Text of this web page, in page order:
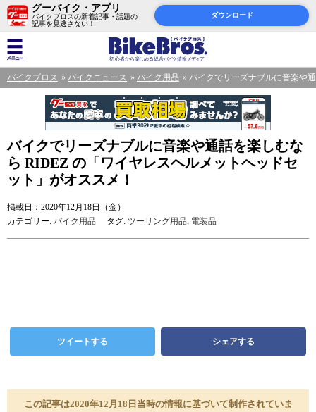
グーバイク・アプリ
バイクブロスの新着記事・話題の
記事を見逃さない！
ダウンロード
バイクブロス バイクニュース バイク用品 バイクでリーズナブルに音楽や
バイクでリーズナブルに音楽や通話を楽しむな
ら RIDEZ の「ワイヤレスヘルメットヘッドセ
ット」がオススメ！
掲載日：2020年12月18日（金）
カテゴリー: バイク用品 タグ: ツーリング用品, 電装品
ツイートする シェアする
この記事は2020年12月18日当時の情報に基づいて制作されていま